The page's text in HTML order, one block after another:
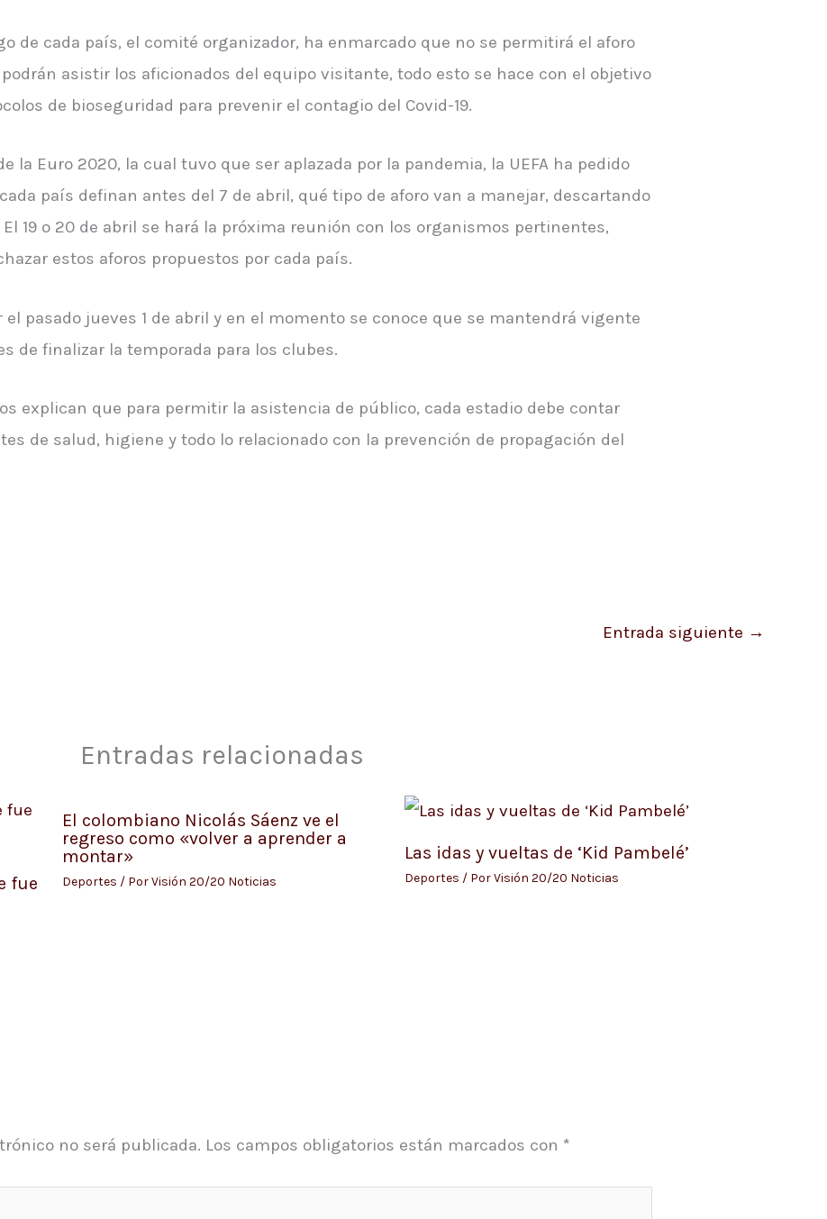
de cada país, el comité organizador, ha enmarcado que no se permitirá el aforo
asistir los aficionados del equipo visitante, todo esto se hace con el objetivo
de bioseguridad para prevenir el contagio del Covid-19.
la Euro 2020, la cual tuvo que ser aplazada por la pandemia, la UEFA ha pedido
país definan antes del 7 de abril, qué tipo de aforo van a manejar, descartando
19 o 20 de abril se hará la próxima reunión con los organismos pertinentes,
estos aforos propuestos por cada país.
pasado jueves 1 de abril y en el momento se conoce que se mantendrá vigente
de finalizar la temporada para los clubes.
explican que para permitir la asistencia de público, cada estadio debe contar
de salud, higiene y todo lo relacionado con la prevención de propagación del
Entrada siguiente →
Entradas relacionadas
fue
El colombiano Nicolás Sáenz ve el
regreso como «volver a aprender a
montar»
Deportes / PorVisión 20/20 Noticias
Las idas y vueltas de ‘Kid Pambelé’
Deportes / PorVisión 20/20 Noticias
no será publicada. Los campos obligatorios están marcados con *